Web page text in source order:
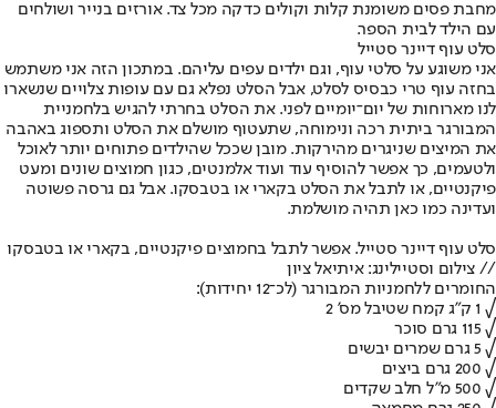
מחבת פסים משומנת קלות וקולים כדקה מכל צד. אורזים בנייר ושולחים
עם הילד לבית הספר.
סלט עוף דיינר סטייל
אני משוגע על סלטי עוף, וגם ילדים עפים עליהם. במתכון הזה אני משתמש
בחזה עוף טרי כבסיס לסלט, אבל הסלט נפלא גם עם עופות צלויים שנשארו
לנו מארוחות של יום־יומיים לפני. את הסלט בחרתי להגיש בלחמניית
המבורגר ביתית רכה ונימוחה, שתעטוף מושלם את הסלט ותספוג באהבה
את המיצים שניגרים מהירקות. מובן שככל שהילדים פתוחים יותר לאוכל
ולטעמים, כך אפשר להוסיף עוד ועוד אלמנטים, כגון חמוצים שונים ומעט
פיקנטיים, או לתבל את הסלט בקארי או בטבסקו. אבל גם גרסה פשוטה
ועדינה כמו כאן תהיה מושלמת.
סלט עוף דיינר סטייל. אפשר לתבל בחמוצים פיקנטיים, בקארי או בטבסקו
// צילום וסטיילינג: איתיאל ציון
החומרים ללחמניות המבורגר (לכ־12 יחידות):
√ 1 ק"ג קמח שטיבל מס' 2
√ 115 גרם סוכר
√ 5 גרם שמרים יבשים
√ 200 גרם ביצים
√ 500 מ"ל חלב שקדים